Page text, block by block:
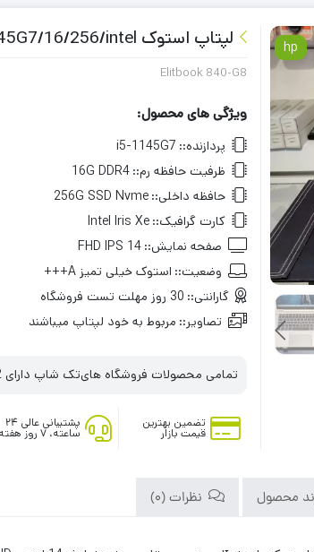
hp لپتاپ استوک hp 840-G8 i5-1145G7/16/256/intel
Elitbook 840-G8
ویژگی های محصول:
پردازنده:: i5-1145G7
ظرفیت حافظه رم:: 16G DDR4
حافظه داخلی:: 256G SSD Nvme
کارت گرافیک:: Intel Iris Xe
صفحه نمایش:: 14 FHD IPS
وضعیت:: استوک خیلی تمیز A+++
گارانتی:: 30 روز مهلت تست فروشگاه
تصاویر:: مربوط به خود لپتاپ میباشند
تمامی محصولات فروشگاه های‌تک شاپ دارای 2 هفته مهلت تست می‌باشند
تضمین بهترین
قیمت بازار
پشتیبانی عالی ۲۴
ساعته، ۷ روز هفته
محصول نظرات (0)